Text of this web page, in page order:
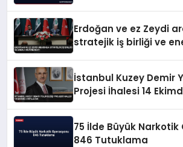
Erdoğan ve ez Zeydi
stratejik iş birliği ve
İstanbul Kuzey Demir
Projesi İhalesi 14
75 İlde Büyük
846 Tutuklama